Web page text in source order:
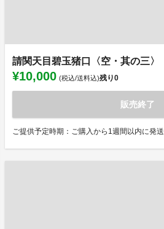
請関天目碧玉猪口〈空・其の三〉
¥10,000 (税込/送料込)残り0
販売終了
ご提供予定時期：ご購入から1週間以内に発送